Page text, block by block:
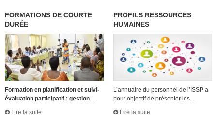
FORMATIONS DE COURTE
DURÉE
Formation en planification et suivi-
évaluation participatif : gestion...
Lire la suite
PROFILS RESSOURCES
HUMAINES
L’annuaire du personnel de l’ISSP a
pour objectif de présenter les...
Lire la suite